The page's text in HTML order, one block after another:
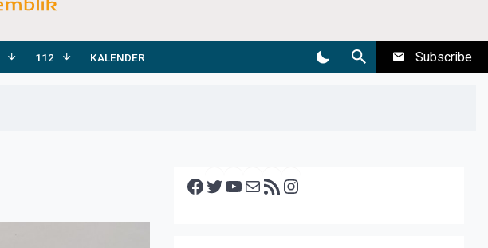
112 KALENDER Subscribe
Facebook Twitter YouTube E-mail RSS feed